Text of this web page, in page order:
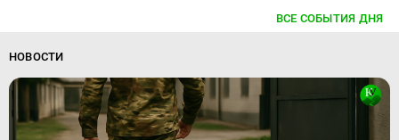
ВСЕ СОБЫТИЯ ДНЯ
НОВОСТИ